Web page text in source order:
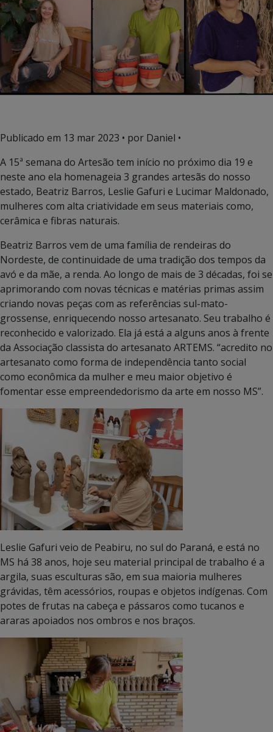
Publicado em 13 mar 2023 • por Daniel •
A 15ª semana do Artesão tem início no próximo dia 19 e
neste ano ela homenageia 3 grandes artesãs do nosso
estado, Beatriz Barros, Leslie Gafuri e Lucimar Maldonado,
mulheres com alta criatividade em seus materiais como,
cerâmica e fibras naturais.
Beatriz Barros vem de uma família de rendeiras do
Nordeste, de continuidade de uma tradição dos tempos da
avó e da mãe, a renda. Ao longo de mais de 3 décadas, foi se
aprimorando com novas técnicas e matérias primas assim
criando novas peças com as referências sul-mato-
grossense, enriquecendo nosso artesanato. Seu trabalho é
reconhecido e valorizado. Ela já está a alguns anos à frente
da Associação classista do artesanato ARTEMS. “acredito no
artesanato como forma de independência tanto social
como econômica da mulher e meu maior objetivo é
fomentar esse empreendedorismo da arte em nosso MS”.
Leslie Gafuri veio de Peabiru, no sul do Paraná, e está no
MS há 38 anos, hoje seu material principal de trabalho é a
argila, suas esculturas são, em sua maioria mulheres
grávidas, têm acessórios, roupas e objetos indígenas. Com
potes de frutas na cabeça e pássaros como tucanos e
araras apoiados nos ombros e nos braços.